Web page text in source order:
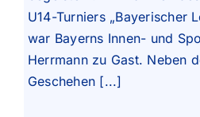
U14-Turniers „Bayerischer
war Bayerns Innen- und
Herrmann zu Gast. Neben
Geschehen [...]